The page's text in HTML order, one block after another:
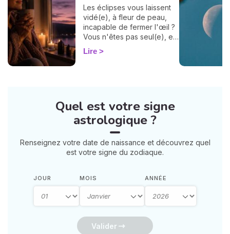
Les éclipses vous laissent
vidé(e), à fleur de peau,
incapable de fermer l'œil ?
Vous n'êtes pas seul(e), et
surtout : ça se traverse en
douceur. Voici 7 gestes
intérieur. 🛡️🌒
Lire
Quel est votre signe
astrologique ?
Renseignez votre date de naissance et découvrez quel
est votre signe du zodiaque.
JOUR MOIS ANNÉE
Valider